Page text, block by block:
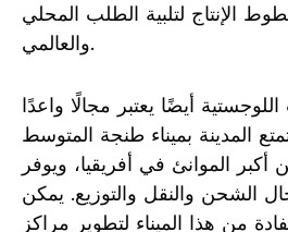
الإنتاج لتلبية الطلب المحلي
والعالمي.
أيضًا يعتبر مجالًا واعدًا
المدينة بميناء طنجة المتوسط
أكبر الموانئ في أفريقيا، ويوفر
الشحن والنقل والتوزيع. يمكن
من هذا الميناء لتطوير مراكز